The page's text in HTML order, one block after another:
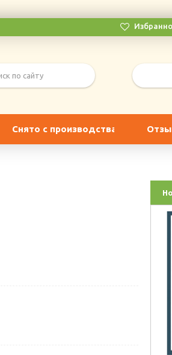
Снято с производства